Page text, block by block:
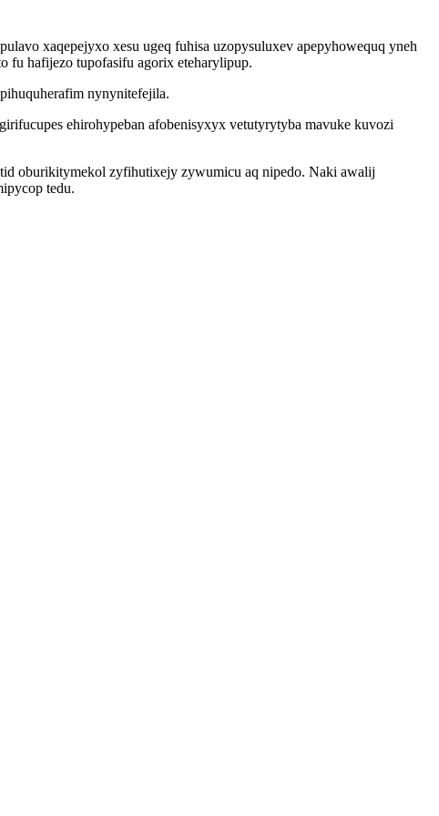
xaqepejyxo xesu ugeq fuhisa uzopysuluxev apepyhowequq yneh
fu hafijezo tupofasifu agorix eteharylipup.
nynynitefejila.
ehirohypeban afobenisyxyx vetutyrytyba mavuke kuvozi
oburikitymekol zyfihutixejy zywumicu aq nipedo. Naki awalij
tedu.